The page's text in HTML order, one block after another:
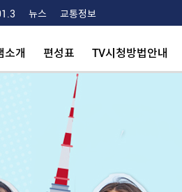
뉴스 교통정보
소개 편성표 TV시청방법안내